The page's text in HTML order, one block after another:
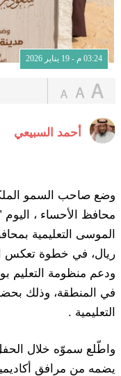
03:24 م - 19 يناير 2026
أحمد السبيعي
وضع صاحب السمو
محافظ الأحساء ، اليوم
الموسى التعليمية
ريال، في خطوة تعكس
ودعم منظومة التعليم
في المنطقة، وذلك
التعليمية .
واطّلع سموّه خلال
يضمه من مرافق